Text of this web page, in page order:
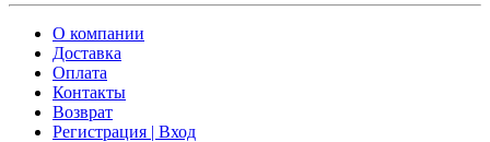
О компании
Доставка
Оплата
Контакты
Возврат
Регистрация | Вход